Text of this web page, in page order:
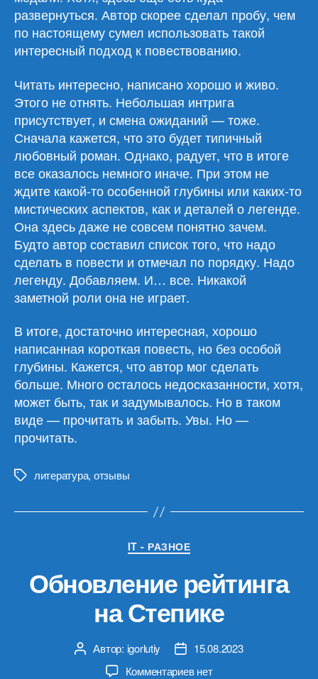
развернуться. Автор скорее сделал пробу, чем
по настоящему сумел использовать такой
интересный подход к повествованию.
Читать интересно, написано хорошо и живо.
Этого не отнять. Небольшая интрига
присутствует, и смена ожиданий — тоже.
Сначала кажется, что это будет типичный
любовный роман. Однако, радует, что в итоге
все оказалось немного иначе. При этом не
ждите какой-то особенной глубины или каких-то
мистических аспектов, как и деталей о легенде.
Она здесь даже не совсем понятно зачем.
Будто автор составил список того, что надо
сделать в повести и отмечал по порядку. Надо
легенду. Добавляем. И… все. Никакой
заметной роли она не играет.
В итоге, достаточно интересная, хорошо
написанная короткая повесть, но без особой
глубины. Кажется, что автор мог сделать
больше. Много осталось недосказанности, хотя,
может быть, так и задумывалось. Но в таком
виде — прочитать и забыть. Увы. Но —
прочитать.
Меткилитература, отзывы
Рубрики
IT - РАЗНОЕ
Обновление рейтинга
на Степике
Автор
записи
Автор: igorlutiy
Дата15.08.2023
Комментариевк
нет